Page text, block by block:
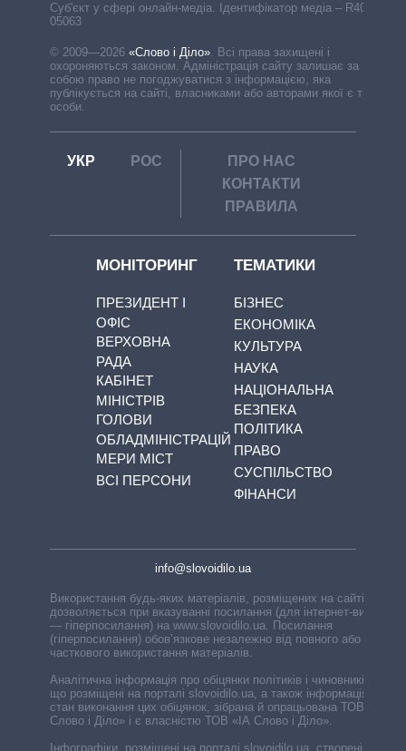
Cуб'єкт у сфері онлайн-медіа. Ідентифікатор медіа – R40-
05063
© 2009—2026 «Слово і Діло». Всі права захищені і
охороняються законом. Адміністрація сайту залишає за
собою право не погоджуватися з інформацією, яка
публікується на сайті, власниками або авторами якої є треті
особи.
УКР РОС
ПРО НАС
КОНТАКТИ
ПРАВИЛА
МОНІТОРИНГ
ПРЕЗИДЕНТ І
ОФІС
ВЕРХОВНА
РАДА
КАБІНЕТ
МІНІСТРІВ
ГОЛОВИ
ОБЛАДМІНІСТРАЦІЙ
МЕРИ МІСТ
ВСІ ПЕРСОНИ
ТЕМАТИКИ
БІЗНЕС
ЕКОНОМІКА
КУЛЬТУРА
НАУКА
НАЦІОНАЛЬНА
БЕЗПЕКА
ПОЛІТИКА
ПРАВО
СУСПІЛЬСТВО
ФІНАНСИ
info@slovoidilo.ua
Використання будь-яких матеріалів, розміщених на сайті,
дозволяється при вказуванні посилання (для інтернет-видань
— гіперпосилання) на www.slovoidilo.ua. Посилання
(гіперпосилання) обов’язкове незалежно від повного або
часткового використання матеріалів.
Аналітична інформація про обіцянки політиків і чиновників,
що розміщені на порталі slovoidilo.ua, а також інформація про
стан виконання цих обіцянок, зібрана й опрацьована ТОВ «ІА
Слово і Діло» і є власністю ТОВ «ІА Слово і Діло».
Інфографіки, розміщені на порталі slovoidilo.ua, створені ГО